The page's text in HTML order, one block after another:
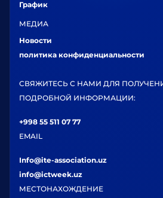
График
МЕДИА
Новости
политика конфиденциальности
СВЯЖИТЕСЬ С НАМИ ДЛЯ
ПОДРОБНОЙ ИНФОРМАЦИИ:
+998 55 511 07 77
EMAIL
Info@ite-association.uz
info@ictweek.uz
МЕСТОНАХОЖДЕНИЕ